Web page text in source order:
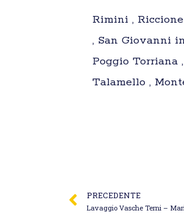
Rimini ,
, San Giovanni
Poggio Torriana
Talamello ,
PRECEDENTE
Lavaggio Vasche Terni –